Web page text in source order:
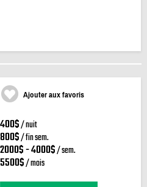
Ajouter aux favoris
400$/ nuit
800$/ fin sem.
2000$ - 4000$/ sem.
5500$/ mois